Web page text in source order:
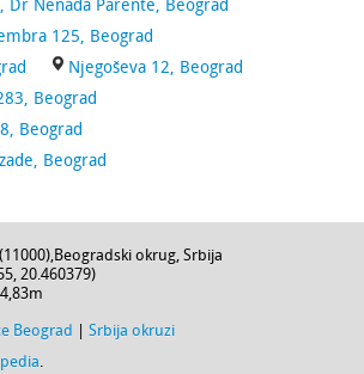
Dr Nenada Parente, Beograd
125, Beograd
Njegoševa 12, Beograd
Beograd
Beograd
Beograd
11000),Beogradski okrug, Srbija
, 20.460379)
Beograd
Srbija okruzi
.